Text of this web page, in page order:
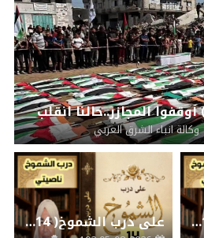
وكالة انباء الشرق العربي
على درب الشموخ( 15) الصداقة على درب الشموخ( 14) نصبتُ ناصيتي للحياة